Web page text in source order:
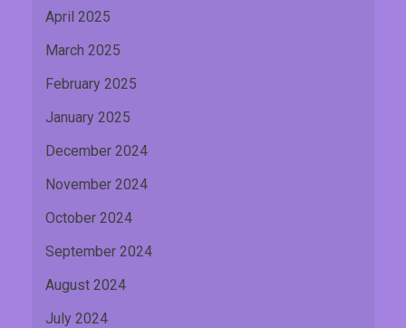
April 2025
March 2025
February 2025
January 2025
December 2024
November 2024
October 2024
September 2024
August 2024
July 2024